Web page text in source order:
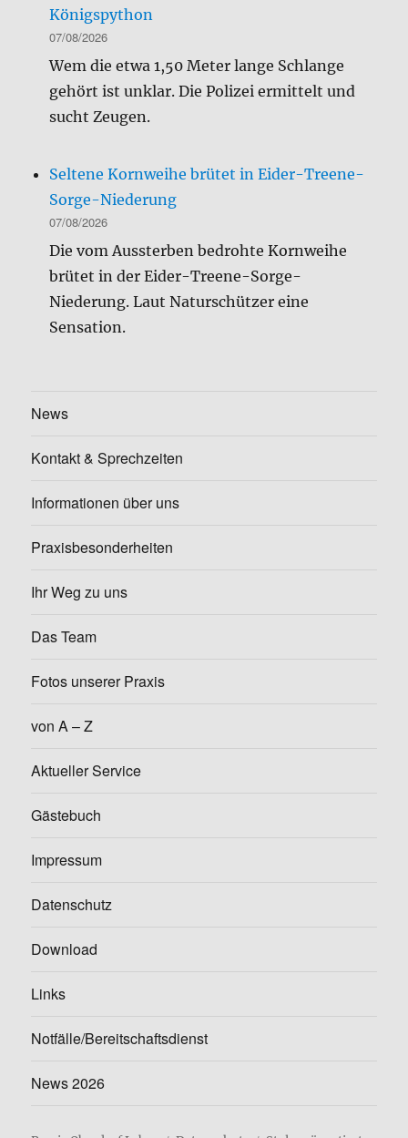
Königspython
07/08/2026
Wem die etwa 1,50 Meter lange Schlange
gehört ist unklar. Die Polizei ermittelt und
sucht Zeugen.
Seltene Kornweihe brütet in Eider-Treene-
Sorge-Niederung
07/08/2026
Die vom Aussterben bedrohte Kornweihe
brütet in der Eider-Treene-Sorge-
Niederung. Laut Naturschützer eine
Sensation.
News
Kontakt & Sprechzeiten
Informationen über uns
Praxisbesonderheiten
Ihr Weg zu uns
Das Team
Fotos unserer Praxis
von A – Z
Aktueller Service
Gästebuch
Impressum
Datenschutz
Download
Links
Notfälle/Bereitschaftsdienst
News 2026